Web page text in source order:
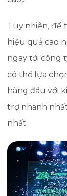
Tuy nhiên, để
hiệu quả cao
ngay tới công
có thể lựa
hàng đầu với
trợ nhanh
nhất.